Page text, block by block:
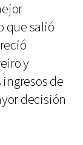
que salió
y
de
decisión